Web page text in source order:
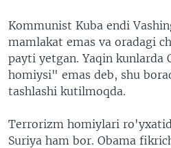
Kommunist Kuba endi
mamlakat emas va oradagi
payti yetgan. Yaqin kunlarda
homiysi" emas deb, shu
tashlashi kutilmoqda.
Terrorizm homiylari
Suriya ham bor. Obama